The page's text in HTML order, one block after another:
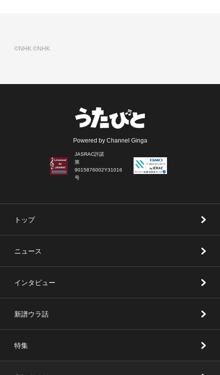
©NHK©NHK
Powered by Channel Ginga
JASRAC許諾
第
9015876002Y31016
号
トップ
ニュース
インタビュー
新譜ウラ話
特集